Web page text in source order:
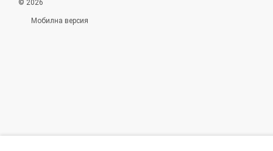
© 2026
Мобилна версия